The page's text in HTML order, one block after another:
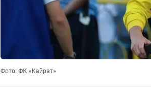
Фото: ФК «Кайрат»